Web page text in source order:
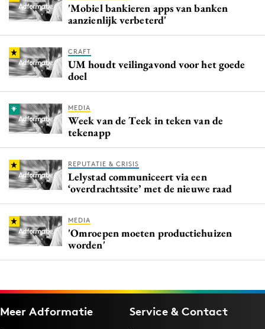
'Mobiel bankieren apps van banken
aanzienlijk verbeterd'
CRAFT
UM houdt veilingavond voor het goede
doel
MEDIA
Week van de Teek in teken van de
tekenapp
REPUTATIE & CRISIS
Lelystad communiceert via een
‘overdrachtssite’ met de nieuwe raad
MEDIA
'Omroepen moeten productiehuizen
worden'
Meer Adformatie Service & Contact